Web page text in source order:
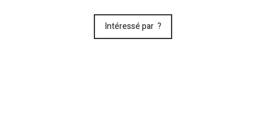
Intéressé par ?